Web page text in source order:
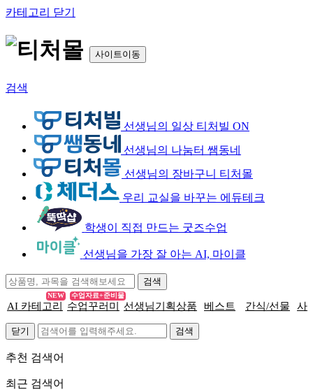
카테고리 닫기
사이트이동
검색
선생님의 일상 티처빌 ON
선생님의 나눔터 쌤동네
선생님의 장바구니 티처몰
우리 교실을 바꾸는 에듀테크
학생이 직접 만드는 굿즈수업
선생님을 가장 잘 아는 AI, 마이클
AI 카테고리
NEW
수업꾸러미
수업자료+준비물
선생님기획상품 베스트 간식/선물 사
닫기
추천 검색어
최근 검색어